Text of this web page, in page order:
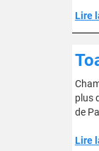
Lire
plus
de
Lire